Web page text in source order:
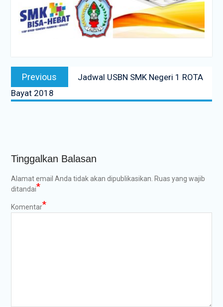
Navigasi
posPrevious
post:
Jadwal USBN SMK Negeri 1 ROTA
Bayat 2018
Tinggalkan Balasan
Alamat email Anda tidak akan dipublikasikan. Ruas yang wajib
ditandai*
Komentar*